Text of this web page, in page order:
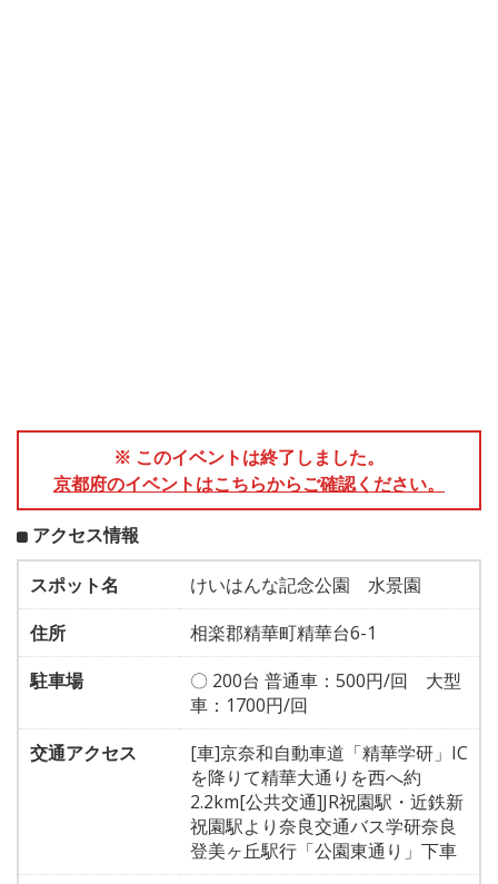
※ このイベントは終了しました。
京都府のイベントはこちらからご確認ください。
アクセス情報
スポット名
けいはんな記念公園 水景園
住所
相楽郡精華町精華台6-1
駐車場
〇 200台 普通車：500円/回 大型
車：1700円/回
交通アクセス
[車]京奈和自動車道「精華学研」IC
を降りて精華大通りを西へ約
2.2km[公共交通]JR祝園駅・近鉄新
祝園駅より奈良交通バス学研奈良
登美ヶ丘駅行「公園東通り」下車